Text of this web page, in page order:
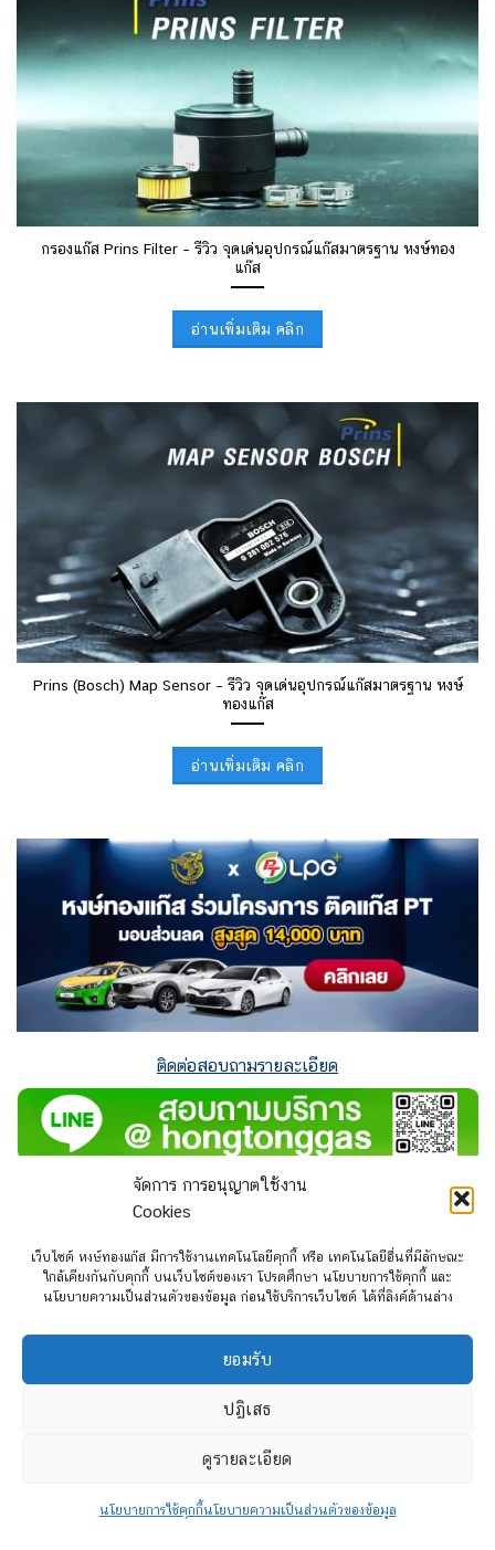
จัดการ การอนุญาตใช้งาน
Cookies
เว็บไซต์ หงษ์ทองแก๊ส มีการใช้งานเทคโนโลยีคุกกี้ หรือ เทคโนโลยีอื่นที่มีลักษณะ
ใกล้เคียงกันกับคุกกี้ บนเว็บไซต์ของเรา โปรดศึกษา นโยบายการใช้คุกกี้ และ
นโยบายความเป็นส่วนตัวของข้อมูล ก่อนใช้บริการเว็บไซต์ ได้ที่ลิงค์ด้านล่าง
ยอมรับ
ปฏิเสธ
ดูรายละเอียด
นโยบายการใช้คุกกี้นโยบายความเป็นส่วนตัวของข้อมูล
กรองแก๊ส Prins Filter – รีวิว จุดเด่นอุปกรณ์แก๊สมาตรฐาน หงษ์ทอง
แก๊ส
อ่านเพิ่มเติม คลิก
Prins (Bosch) Map Sensor – รีวิว จุดเด่นอุปกรณ์แก๊สมาตรฐาน หงษ์
ทองแก๊ส
อ่านเพิ่มเติม คลิก
ติดต่อสอบถามรายละเอียด
สวิตช์แก๊ส Prins – ระบบสัมผัสอัจฉริยะ Multi-color Fuel
Selector Switch
สวิตช์แก๊ส Prinsเป็น Auto Switch Gas แบบ Multi-color Fuel
Selector Switch ตั้งค่าได้ทุกเฉดสีตามต้องการ สวิตช์เลือกเชื้อ
เพลิงรุ่น 2 ของ Prins ที่ถูกออกแบบมาเพื่อใช้ร่วมกับซอฟต์แวร์อีซี
ยู Prins Alternative Fuel Controller 2.0 ( Prins AFC 2.0)
ทำงานโดยระบบสัมผัสอัจฉริยะ (Smart touch control) เพื่อสลับ
ระหว่างน้ำมันเบนซินและ LPG/CNG มีเซ็นเซอร์ตรวจสอบระดับ
เมื่อแก๊สอยู่ในะดับต่ำ LED จะสว่างขึ้น และเมื่อแก๊สหมดระบบจะ
ตัดกลับเป็นน้ำมันอัตโนมัติ ซึ่งจะมีเสียงสัญญาณแจ้งเตือนพร้อมไฟ
LED กระพริบ นอกจากนั้น ยังสามารถตั้งค่าแจ้งเตือนเช็คระยะได้